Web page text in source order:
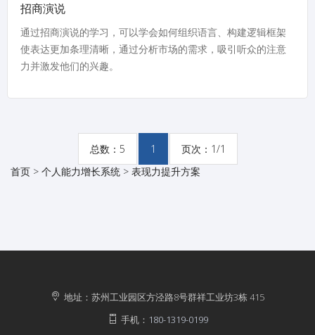
首页 > 个人能力增长系统 > 表现力提升方案
招商演说
通过招商演说的学习，可以学会如何组织语言、构建逻辑框架
使表达更加条理清晰，通过分析市场的需求，吸引听众的注意
力并激发他们的兴趣。
总数：5 1 页次：1/1
地址：苏州工业园区方泾路8号群祥工业坊3栋 415
手机： 180-1319-0199